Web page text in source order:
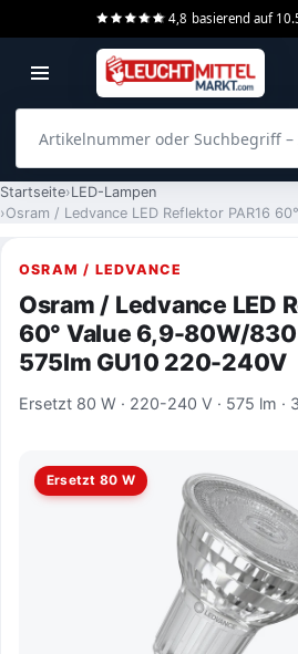
4,8 basierend auf
Startseite LED-Lampen
OSRAM / LEDVANCE
Osram / Ledvance LED
60° Value 6,9-80W/
575lm GU10 220-240V
Ersetzt 80 W · 220-240 V · 575 lm ·
Ersetzt 80 W